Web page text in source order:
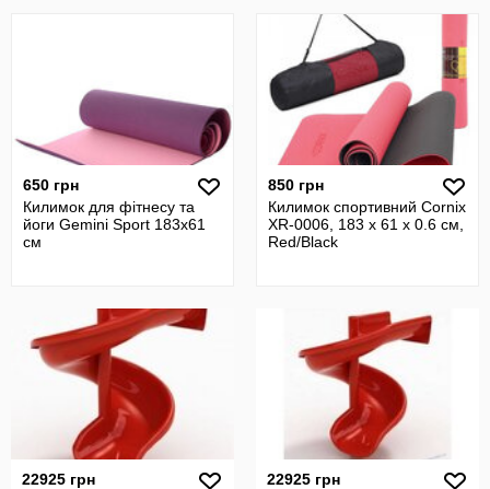
650 грн
Килимок для фітнесу та
йоги Gemini Sport 183х61
см
850 грн
Килимок спортивний Cornix
XR-0006, 183 x 61 x 0.6 см,
Red/Black
22925 грн
22925 грн